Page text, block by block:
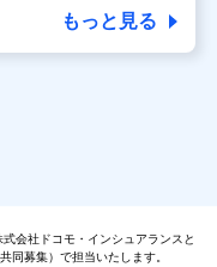
もっと見る
会社ドコモ・インシュアランスと
同募集）で担当いたします。